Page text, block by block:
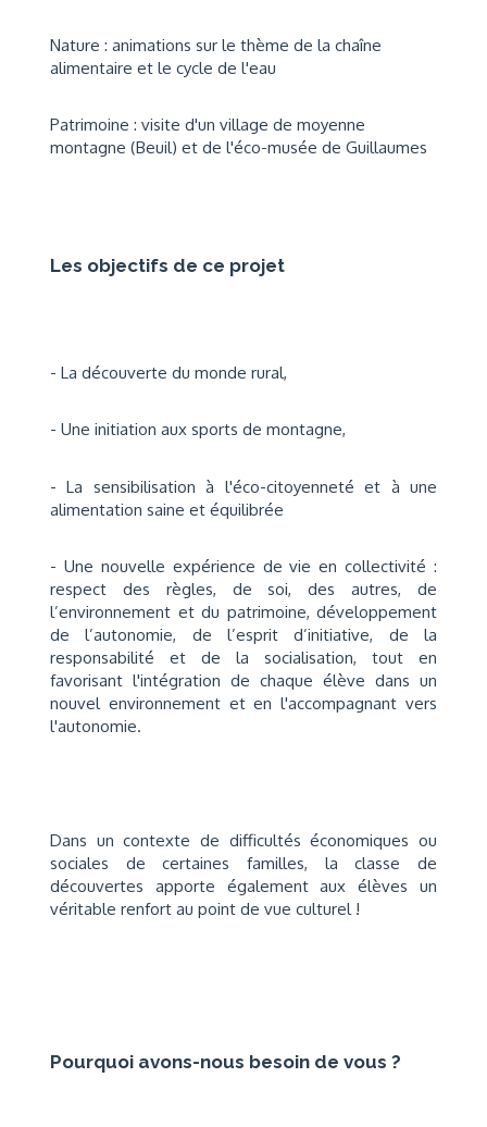
Nature : animations sur le thème de la chaîne
alimentaire et le cycle de l'eau
Patrimoine : visite d'un village de moyenne
montagne (Beuil) et de l'éco-musée de Guillaumes
Les objectifs de ce projet
- La découverte du monde rural,
- Une initiation aux sports de montagne,
- La sensibilisation à l'éco-citoyenneté et à une
alimentation saine et équilibrée
- Une nouvelle expérience de vie en collectivité :
respect des règles, de soi, des autres, de
l’environnement et du patrimoine, développement
de l’autonomie, de l’esprit d’initiative, de la
responsabilité et de la socialisation, tout en
favorisant l'intégration de chaque élève dans un
nouvel environnement et en l'accompagnant vers
l'autonomie.
Dans un contexte de difficultés économiques ou
sociales de certaines familles, la classe de
découvertes apporte également aux élèves un
véritable renfort au point de vue culturel !
Pourquoi avons-nous besoin de vous ?